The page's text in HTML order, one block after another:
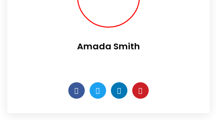
Amada Smith